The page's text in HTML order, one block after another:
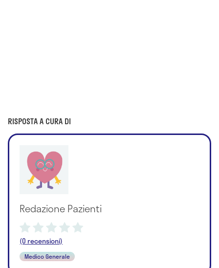
RISPOSTA A CURA DI
Redazione Pazienti
(0 recensioni)
Medico Generale